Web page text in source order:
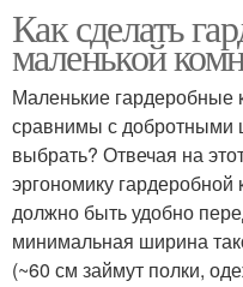
Как сделать
маленькой
Маленькие
сравнимы с добротными
выбрать? Отвечая на
эргономику
должно быть удобно
минимальная ширина
(~60 см займут полки,